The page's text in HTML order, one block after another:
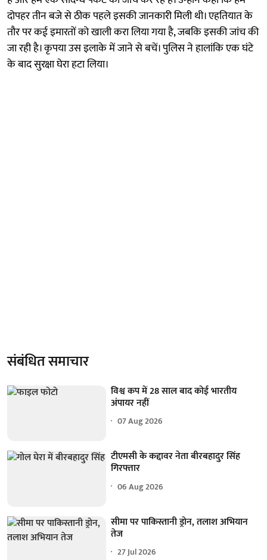
दोपहर तीन बजे से ठीक पहले इसकी जानकारी मिली थी। एहतियात के
तौर पर कई इमारतों को खाली करा लिया गया है, जबकि इसकी जांच की
जा रही है। कृपया उस इलाके में जाने से बचें। पुलिस ने हालांकि एक घंटे
के बाद सुरक्षा घेरा हटा लिया।
संबंधित समाचार
विश्व कप में 28 साल बाद कोई भारतीय
अंपायर नहीं
07 Aug 2026
टीएमसी के कद्दावर नेता बीरबहादुर सिंह
गिरफ्तार
06 Aug 2026
सीमा पर पाकिस्तानी ड्रोन, तलाश अभियान
तेज
27 Jul 2026